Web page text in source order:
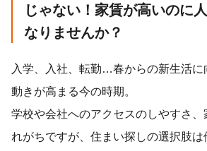
じゃない！家賃が高いのに
なりませんか？
入学、入社、転勤…春からの新生活に
動きが高まる今の時期。
学校や会社へのアクセスのしやすさ、
れがちですが、住まい探しの選択肢